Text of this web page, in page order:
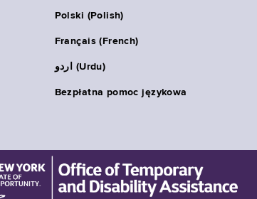
Polski (Polish)
Français (French)
اردو (Urdu)
Bezpłatna pomoc językowa